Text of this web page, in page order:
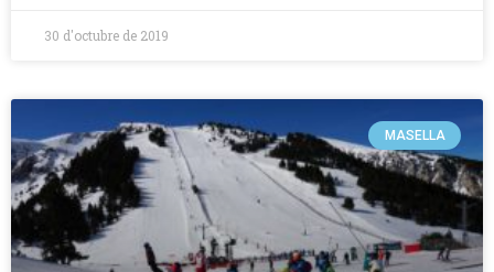
30 d'octubre de 2019
MASELLA